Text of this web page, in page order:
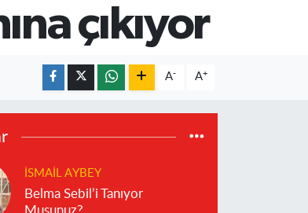
çıkıyor
A- A+
İSMAIL AYBEY
Belma Sebil’i Tanıyor